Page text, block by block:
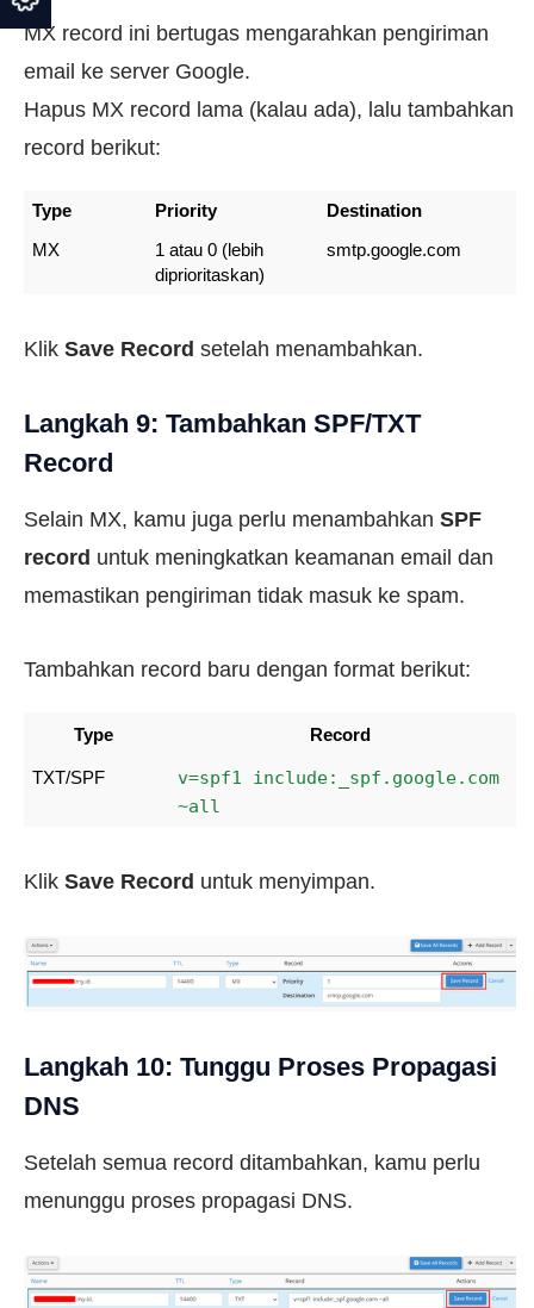
MX record ini bertugas mengarahkan pengiriman
email ke server Google.
Hapus MX record lama (kalau ada), lalu tambahkan
record berikut:
Type Priority Destination
MX
1 atau 0 (lebih
diprioritaskan)
smtp.google.com
Klik Save Record setelah menambahkan.
Langkah 9: Tambahkan SPF/TXT
Record
Selain MX, kamu juga perlu menambahkan SPF
record untuk meningkatkan keamanan email dan
memastikan pengiriman tidak masuk ke spam.
Tambahkan record baru dengan format berikut:
Type Record
TXT/SPF
v=spf1 include:_spf.google.com
~all
Klik Save Record untuk menyimpan.
Langkah 10: Tunggu Proses Propagasi
DNS
Setelah semua record ditambahkan, kamu perlu
menunggu proses propagasi DNS.